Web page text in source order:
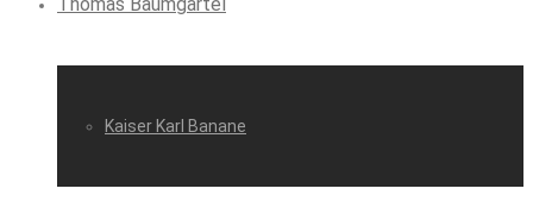
Kaiser Karl Banane